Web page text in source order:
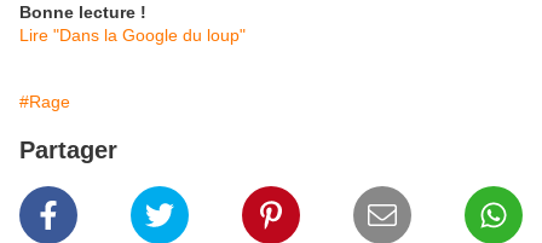
Bonne lecture !
Lire "Dans la Google du loup"
#Rage
Partager